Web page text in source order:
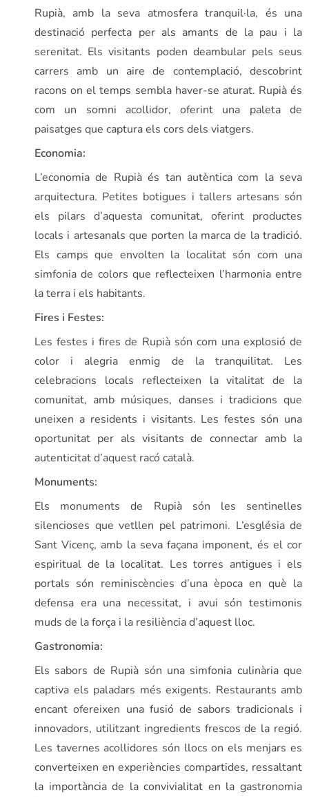
Rupià, amb la seva atmosfera tranquil·la, és una
destinació perfecta per als amants de la pau i la
serenitat. Els visitants poden deambular pels seus
carrers amb un aire de contemplació, descobrint
racons on el temps sembla haver-se aturat. Rupià és
com un somni acollidor, oferint una paleta de
paisatges que captura els cors dels viatgers.
Economia:
L’economia de Rupià és tan autèntica com la seva
arquitectura. Petites botigues i tallers artesans són
els pilars d’aquesta comunitat, oferint productes
locals i artesanals que porten la marca de la tradició.
Els camps que envolten la localitat són com una
simfonia de colors que reflecteixen l’harmonia entre
la terra i els habitants.
Fires i Festes:
Les festes i fires de Rupià són com una explosió de
color i alegria enmig de la tranquilitat. Les
celebracions locals reflecteixen la vitalitat de la
comunitat, amb músiques, danses i tradicions que
uneixen a residents i visitants. Les festes són una
oportunitat per als visitants de connectar amb la
autenticitat d’aquest racó català.
Monuments:
Els monuments de Rupià són les sentinelles
silencioses que vetllen pel patrimoni. L’església de
Sant Vicenç, amb la seva façana imponent, és el cor
espiritual de la localitat. Les torres antigues i els
portals són reminiscències d’una època en què la
defensa era una necessitat, i avui són testimonis
muds de la força i la resiliència d’aquest lloc.
Gastronomia:
Els sabors de Rupià són una simfonia culinària que
captiva els paladars més exigents. Restaurants amb
encant ofereixen una fusió de sabors tradicionals i
innovadors, utilitzant ingredients frescos de la regió.
Les tavernes acollidores són llocs on els menjars es
converteixen en experiències compartides, ressaltant
la importància de la convivialitat en la gastronomia